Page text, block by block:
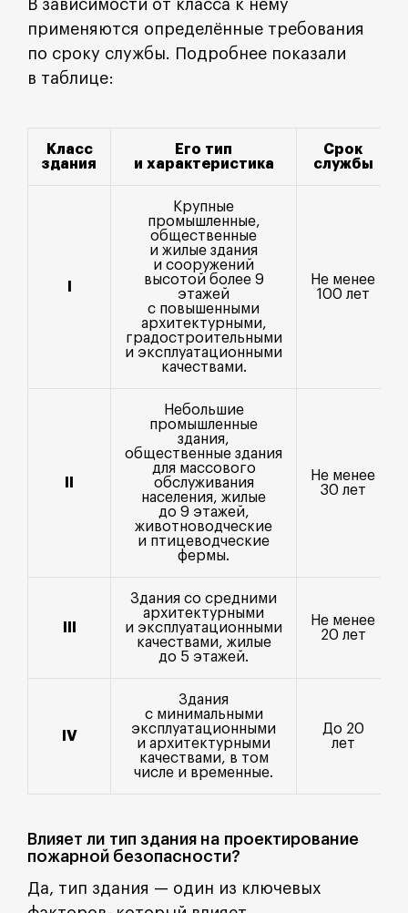
В зависимости от класса к нему
применяются определённые требования
по сроку службы. Подробнее показали
в таблице:
Класс
здания
Его тип
и характеристика
Срок
службы
Крупные
промышленные,
общественные
и жилые здания
и сооружений
высотой более 9
этажей
с повышенными
архитектурными,
градостроительными
и эксплуатационными
качествами.
Не менее
100 лет
Небольшие
промышленные
здания,
общественные здания
для массового
обслуживания
населения, жилые
до 9 этажей,
животноводческие
и птицеводческие
фермы.
Не менее
30 лет
Здания со средними
архитектурными
и эксплуатационными
качествами, жилые
до 5 этажей.
Не менее
20 лет
IV
Здания
с минимальными
эксплуатационными
и архитектурными
качествами, в том
числе и временные.
До 20
лет
Влияет ли тип здания на проектирование
пожарной безопасности?
Да, тип здания — один из ключевых